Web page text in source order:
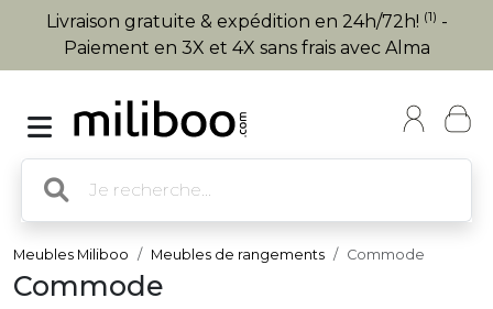
Livraison gratuite & expédition en 24h/72h! (1) -
Paiement en 3X et 4X sans frais avec Alma
Meubles Miliboo Meubles de rangements Commode
Commode